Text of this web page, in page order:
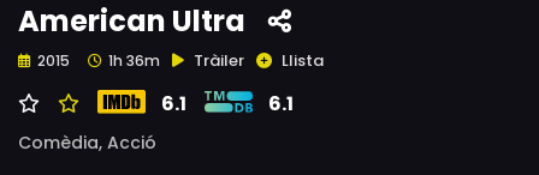
American Ultra
2015 1h 36m Tràiler Llista
6.1 6.1
Comèdia, Acció